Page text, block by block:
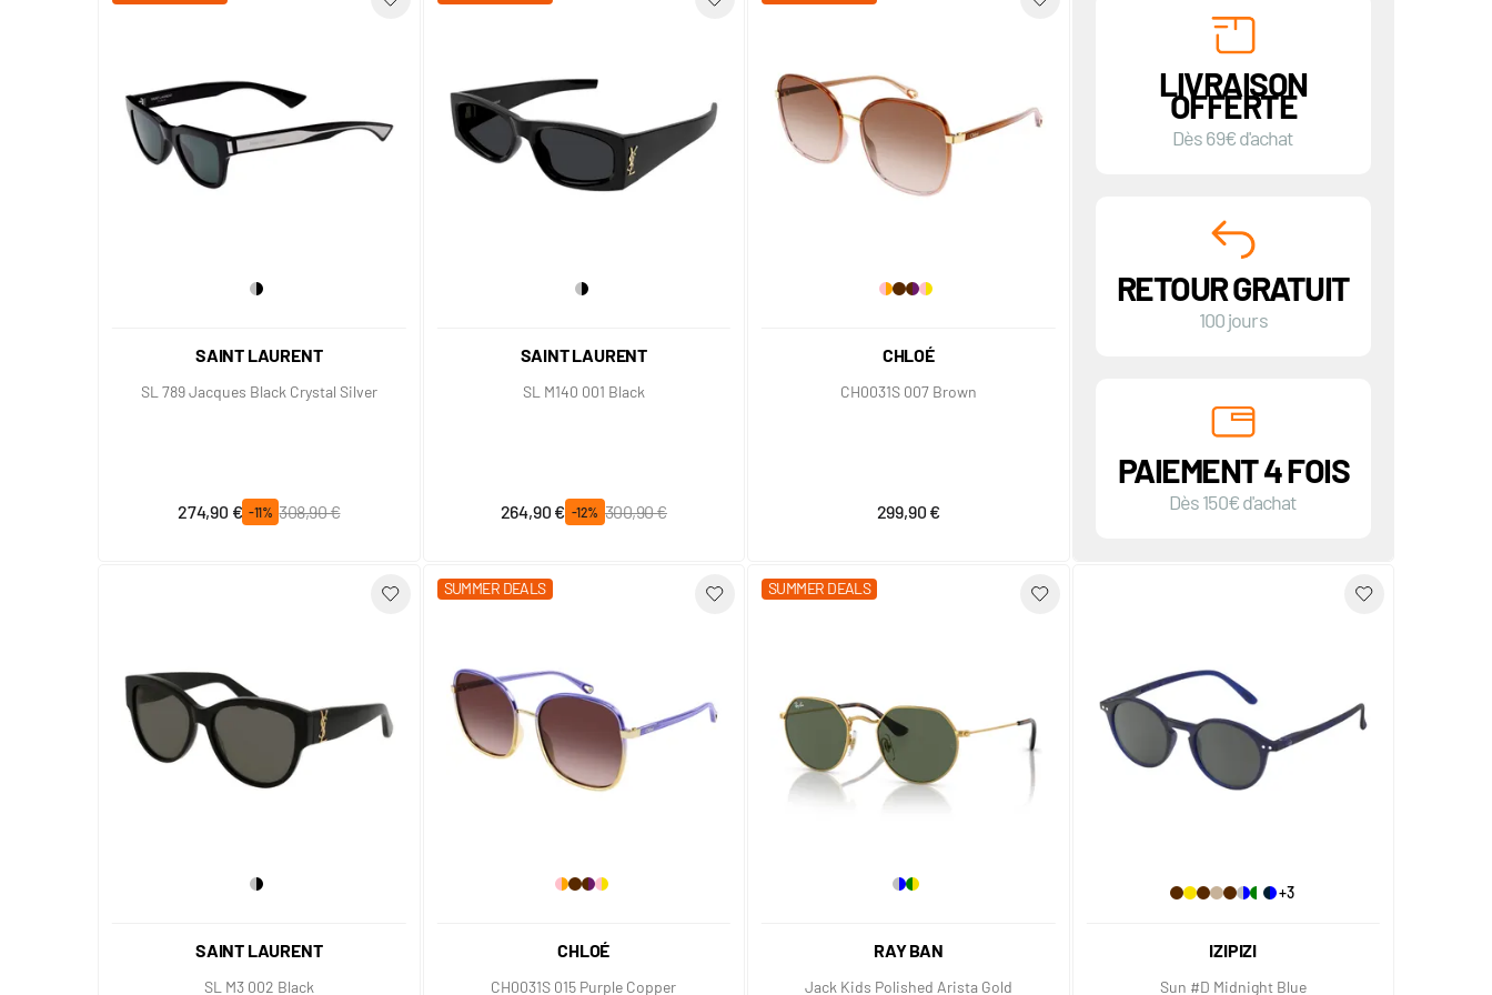
SAINT LAURENT
SL 789 Jacques Black Crystal Silver
Prix spécial
274,90 € -11%
Prix normal
308,90 €
SAINT LAURENT
SL M140 001 Black
Prix spécial
264,90 € -12%
Prix normal
300,90 €
CHLOÉ
CH0031S 007 Brown
299,90 €
LIVRAISON
OFFERTE
Dès 69€ d'achat
RETOUR GRATUIT
100 jours
PAIEMENT 4 FOIS
Dès 150€ d'achat
SAINT LAURENT
SL M3 002 Black
SUMMER DEALS
CHLOÉ
CH0031S 015 Purple Copper
SUMMER DEALS
RAY BAN
Jack Kids Polished Arista Gold
+3
IZIPIZI
Sun #D Midnight Blue